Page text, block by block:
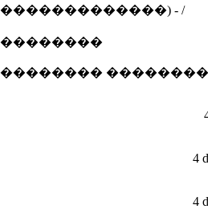
�������������) - /
��������
��������
4
4